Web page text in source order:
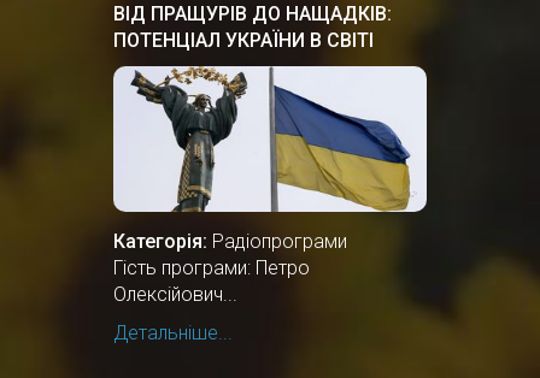
ВІД ПРАЩУРІВ ДО НАЩАДКІВ:
ПОТЕНЦІАЛ УКРАЇНИ В СВІТІ
Категорія: Радіопрограми
Гість програми: Петро
Олексійович...
Детальніше...